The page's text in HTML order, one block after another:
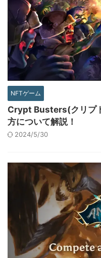
NFTゲーム
Crypt Busters(クリプ
方について解説！
2024/5/30